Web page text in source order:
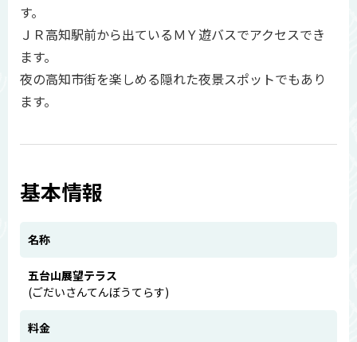
す。
ＪＲ高知駅前から出ているＭＹ遊バスでアクセスでき
ます。
夜の高知市街を楽しめる隠れた夜景スポットでもあり
ます。
基本情報
名称
五台山展望テラス
(ごだいさんてんぼうてらす)
料金